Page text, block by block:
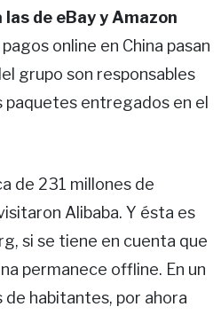
de eBay y Amazon
online en China pasan
grupo son responsables
paquetes entregados en el
de 231 millones de
Alibaba. Y ésta es
si se tiene en cuenta que
permanece offline. En un
de habitantes, por ahora